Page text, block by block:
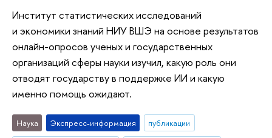
Институт статистических исследований
и экономики знаний НИУ ВШЭ на основе результатов
онлайн-опросов ученых и государственных
организаций сферы науки изучил, какую роль они
отводят государству в поддержке ИИ и какую
именно помощь ожидают.
Наука Экспресс-информация
публикации